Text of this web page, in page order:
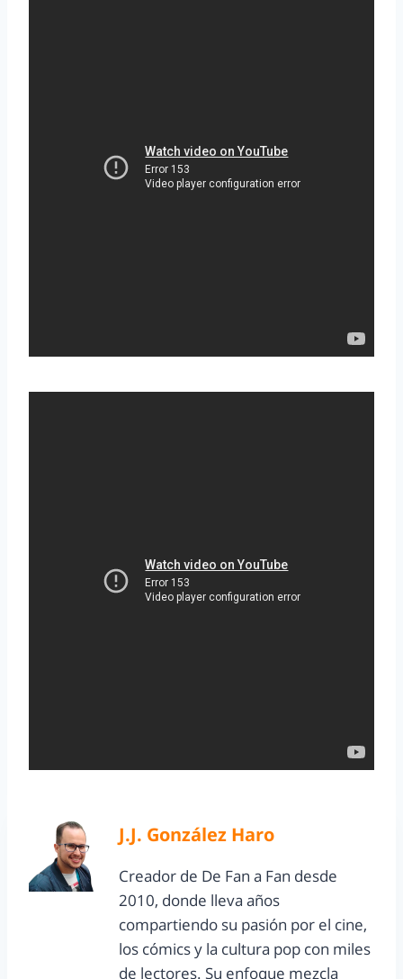
J.J. González Haro
Creador de De Fan a Fan desde
2010, donde lleva años
compartiendo su pasión por el cine,
los cómics y la cultura pop con miles
de lectores. Su enfoque mezcla